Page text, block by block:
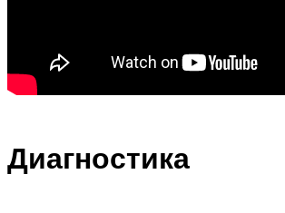
Диагностика